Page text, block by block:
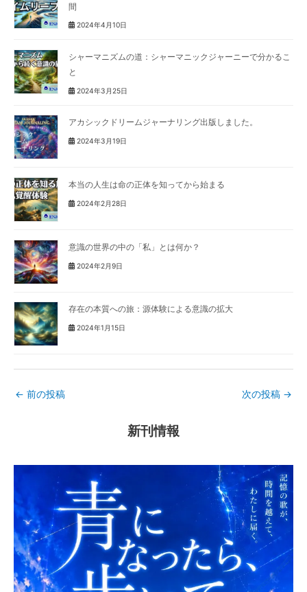
間
2024年4月10日
シャーマニズムの道：シャーマニックジャーニーで分かるこ
と
2024年3月25日
アカシックドリームジャーナリング出版しました。
2024年3月19日
本当の人生は命の正体を知ってから始まる
2024年2月28日
意識の世界の中の「私」とは何か？
2024年2月9日
存在の本質への旅：源体験による意識の拡大
2024年1月15日
← 前の投稿 次の投稿 →
新刊情報